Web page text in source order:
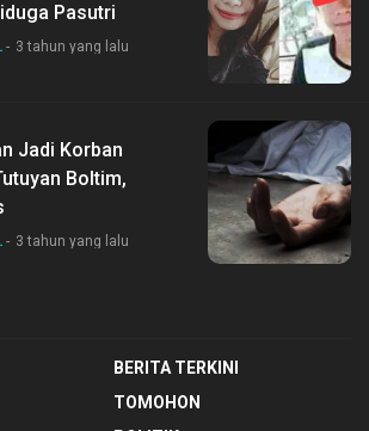
Pasutri
3 tahun yang lalu
Jadi Korban
Boltim,
3 tahun yang lalu
BERITA TERKINI
TOMOHON